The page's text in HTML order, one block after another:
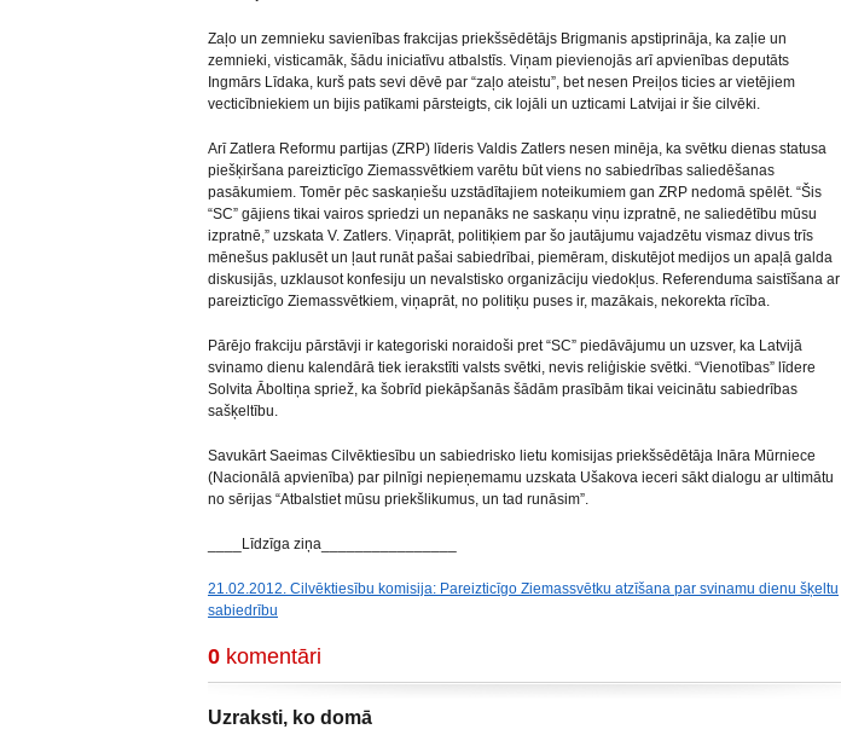
Zaļo un zemnieku savienības frakcijas priekšsēdētājs Brigmanis apstiprināja, ka zaļie un
zemnieki, visticamāk, šādu iniciatīvu atbalstīs. Viņam pievienojās arī apvienības deputāts
Ingmārs Līdaka, kurš pats sevi dēvē par “zaļo ateistu”, bet nesen Preiļos ticies ar vietējiem
vecticībniekiem un bijis patīkami pārsteigts, cik lojāli un uzticami Latvijai ir šie cilvēki.
Arī Zatlera Reformu partijas (ZRP) līderis Valdis Zatlers nesen minēja, ka svētku dienas statusa
piešķiršana pareizticīgo Ziemassvētkiem varētu būt viens no sabiedrības saliedēšanas
pasākumiem. Tomēr pēc saskaņiešu uzstādītajiem noteikumiem gan ZRP nedomā spēlēt. “Šis
“SC” gājiens tikai vairos spriedzi un nepanāks ne saskaņu viņu izpratnē, ne saliedētību mūsu
izpratnē,” uzskata V. Zatlers. Viņaprāt, politiķiem par šo jautājumu vajadzētu vismaz divus trīs
mēnešus paklusēt un ļaut runāt pašai sabiedrībai, piemēram, diskutējot medijos un apaļā galda
diskusijās, uzklausot konfesiju un nevalstisko organizāciju viedokļus. Referenduma saistīšana ar
pareizticīgo Ziemassvētkiem, viņaprāt, no politiķu puses ir, mazākais, nekorekta rīcība.
Pārējo frakciju pārstāvji ir kategoriski noraidoši pret “SC” piedāvājumu un uzsver, ka Latvijā
svinamo dienu kalendārā tiek ierakstīti valsts svētki, nevis reliģiskie svētki. “Vienotības” līdere
Solvita Āboltiņa spriež, ka šobrīd piekāpšanās šādām prasībām tikai veicinātu sabiedrības
sašķeltību.
Savukārt Saeimas Cilvēktiesību un sabiedrisko lietu komisijas priekšsēdētāja Ināra Mūrniece
(Nacionālā apvienība) par pilnīgi nepieņemamu uzskata Ušakova ieceri sākt dialogu ar ultimātu
no sērijas “Atbalstiet mūsu priekšlikumus, un tad runāsim”.
____Līdzīga ziņa________________
21.02.2012. Cilvēktiesību komisija: Pareizticīgo Ziemassvētku atzīšana par svinamu dienu šķeltu
sabiedrību
0 komentāri
Uzraksti, ko domā